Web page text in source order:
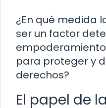
¿En qué medida
ser un factor
para proteger y
derechos?
El papel de